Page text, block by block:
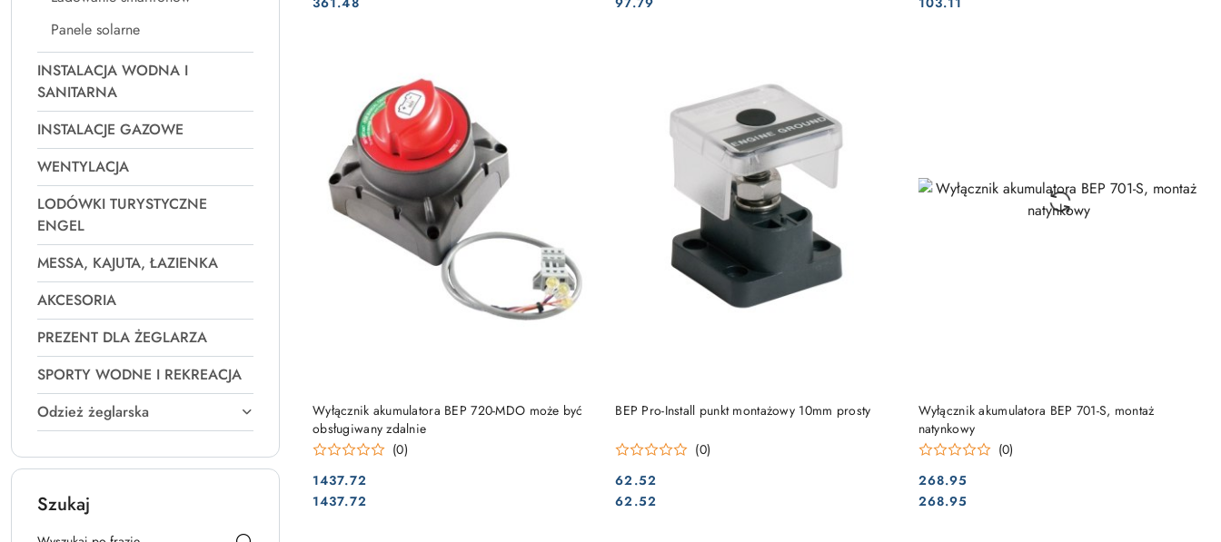
Panele solarne
INSTALACJA WODNA I
SANITARNA
INSTALACJE GAZOWE
WENTYLACJA
LODÓWKI TURYSTYCZNE
ENGEL
MESSA, KAJUTA, ŁAZIENKA
AKCESORIA
PREZENT DLA ŻEGLARZA
SPORTY WODNE I REKREACJA
Odzież żeglarska
Szukaj
Wyłącznik akumulatora BEP 720-MDO może być
obsługiwany zdalnie
(0)
Cena:
1437.72
Cena:
1437.72
DO KOSZYKA BEP Pro-Install punkt montażowy 10mm prosty
(0)
Cena:
62.52
Cena:
62.52
DO KOSZYKA
Wyłącznik akumulatora BEP 701-S, montaż
natynkowy
(0)
Cena:
268.95
Cena:
268.95
DO KOSZYKA